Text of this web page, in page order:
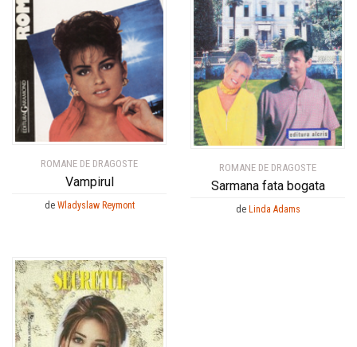
ROMANE DE DRAGOSTE
Vampirul
de Wladyslaw Reymont
ROMANE DE DRAGOSTE
Sarmana fata bogata
de Linda Adams